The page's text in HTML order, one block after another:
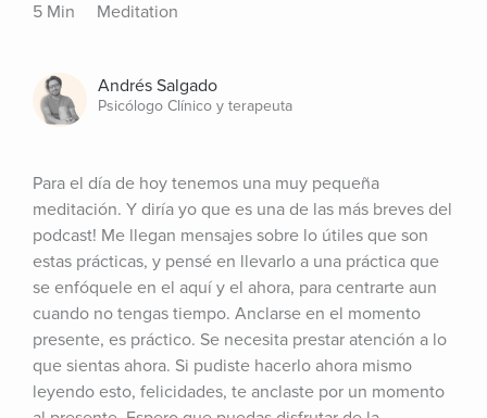
5 Min Meditation
Andrés Salgado
Psicólogo Clínico y terapeuta
Para el día de hoy tenemos una muy pequeña
meditación. Y diría yo que es una de las más breves del
podcast! Me llegan mensajes sobre lo útiles que son
estas prácticas, y pensé en llevarlo a una práctica que
se enfóquele en el aquí y el ahora, para centrarte aun
cuando no tengas tiempo. Anclarse en el momento
presente, es práctico. Se necesita prestar atención a lo
que sientas ahora. Si pudiste hacerlo ahora mismo
leyendo esto, felicidades, te anclaste por un momento